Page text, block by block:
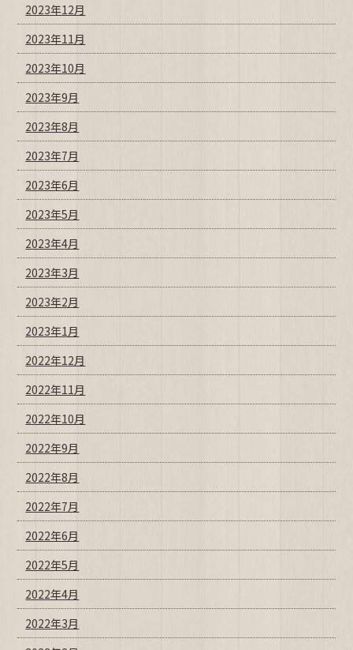
2023年12月
2023年11月
2023年10月
2023年9月
2023年8月
2023年7月
2023年6月
2023年5月
2023年4月
2023年3月
2023年2月
2023年1月
2022年12月
2022年11月
2022年10月
2022年9月
2022年8月
2022年7月
2022年6月
2022年5月
2022年4月
2022年3月